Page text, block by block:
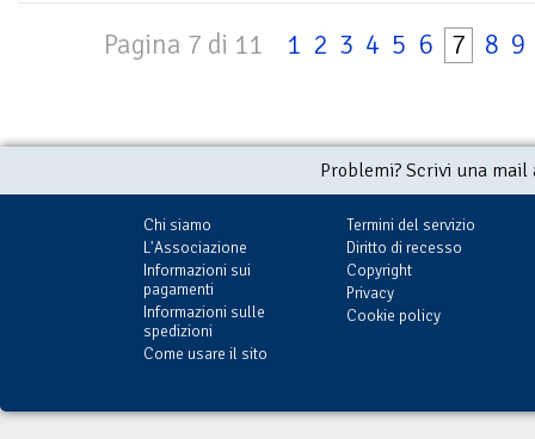
Pagina 7 di 11 1 2 3 4 5 6 7 8 9
Problemi? Scrivi una
Chi siamo
L'Associazione
Informazioni sui
pagamenti
Informazioni sulle
spedizioni
Come usare il sito
Termini del servizio
Diritto di recesso
Copyright
Privacy
Cookie policy